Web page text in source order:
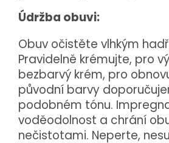
Údržba obuvi:
Obuv očistěte vlhkým
Pravidelně krémujte, pro
bezbarvý krém, pro
původní barvy
podobném tónu.
voděodolnost a chrání
nečistotami. Neperte,